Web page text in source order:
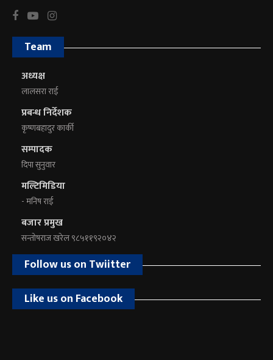
Team
अध्यक्ष
लालसरा राई
प्रबन्ध निर्देशक
कृष्णबहादुर कार्की
सम्पादक
दिपा सुनुवार
मल्टिमिडिया
- मनिष राई
बजार प्रमुख
सन्तोषराज खरेल ९८५११९२०४२
Follow us on Twiitter
Like us on Facebook